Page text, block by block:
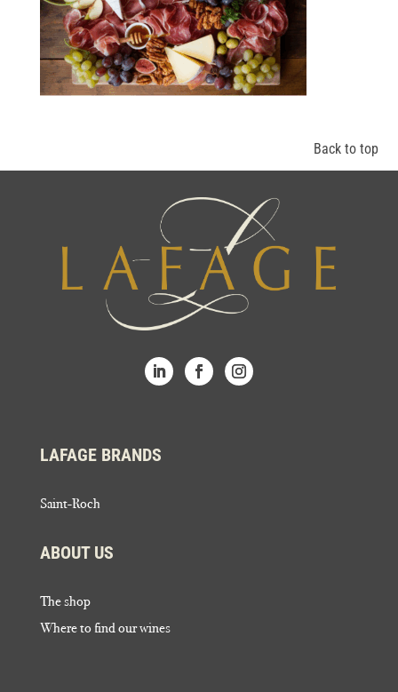
Back to top
LAFAGE BRANDS
Saint-Roch
ABOUT US
The shop
Where to find our wines